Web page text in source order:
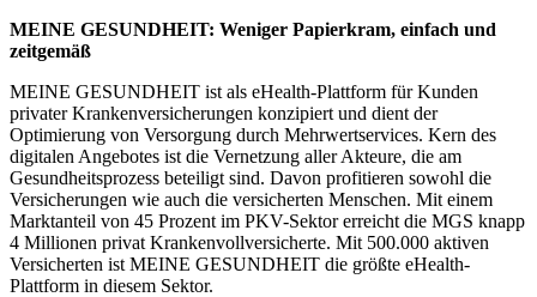
MEINE GESUNDHEIT: Weniger Papierkram, einfach und
zeitgemäß
MEINE GESUNDHEIT ist als eHealth-Plattform für Kunden
privater Krankenversicherungen konzipiert und dient der
Optimierung von Versorgung durch Mehrwertservices. Kern des
digitalen Angebotes ist die Vernetzung aller Akteure, die am
Gesundheitsprozess beteiligt sind. Davon profitieren sowohl die
Versicherungen wie auch die versicherten Menschen. Mit einem
Marktanteil von 45 Prozent im PKV-Sektor erreicht die MGS knapp
4 Millionen privat Krankenvollversicherte. Mit 500.000 aktiven
Versicherten ist MEINE GESUNDHEIT die größte eHealth-
Plattform in diesem Sektor.